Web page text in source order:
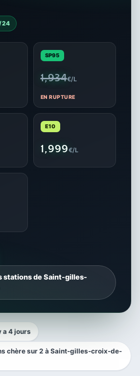
24
SP95
1,934€/L
EN RUPTURE
E10
1,999€/L
stations de Saint-gilles-
a 4 jours
chère sur 2 à Saint-gilles-croix-de-